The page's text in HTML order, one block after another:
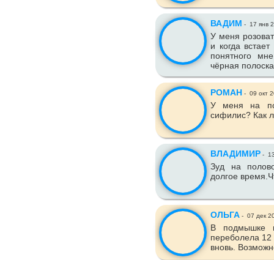
ВАДИМ - 17 янв
У меня
и когда
понятного
чёрная
РОМАН - 09 окт
У меня на
сифилис? Как
ВЛАДИМИР -
Зуд на
долгое
ОЛЬГА - 07 дек
В подмышке
переболела 12
вновь.